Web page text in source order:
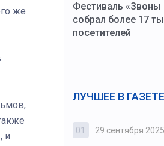
же
и
Фестиваль «Звоны
собрал более 17
посетителей
ЛУЧШЕЕ В ГАЗЕТЕ
01 29 сентября 2025